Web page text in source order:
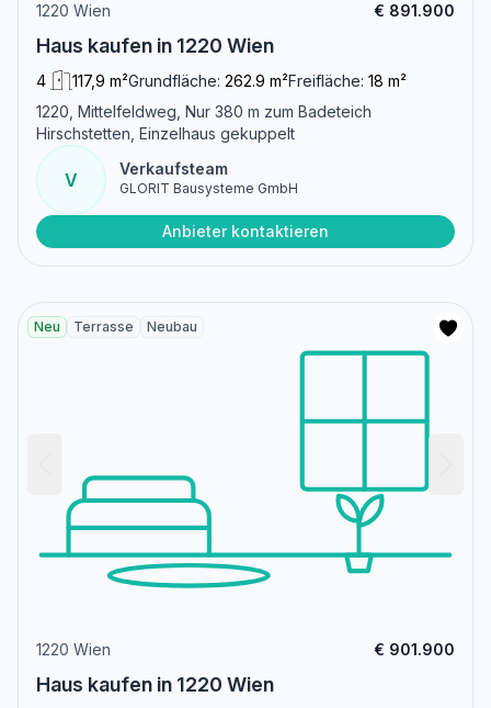
1220 Wien € 891.900
Haus kaufen in 1220 Wien
4 117,9 m²Grundfläche: 262.9 m²Freifläche: 18 m²
1220, Mittelfeldweg, Nur 380 m zum Badeteich
Hirschstetten, Einzelhaus gekuppelt
V
Verkaufsteam
GLORIT Bausysteme GmbH
Anbieter kontaktieren
Neu Terrasse Neubau
1220 Wien € 901.900
Haus kaufen in 1220 Wien